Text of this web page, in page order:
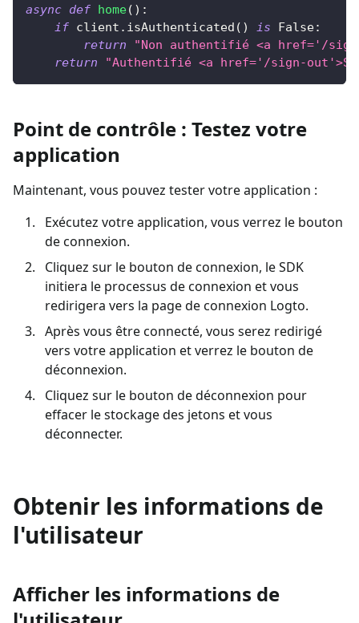
async def home( ) :
if client . isAuthenticated ( ) is False:
return
"Non authentifié <a href='/
return
"Authentifié <a href='/sign-out'>Se
Point de contrôle : Testez votre
application
Maintenant, vous pouvez tester votre application :
Exécutez votre application, vous verrez le bouton
de connexion.
Cliquez sur le bouton de connexion, le SDK
initiera le processus de connexion et vous
redirigera vers la page de connexion Logto.
Après vous être connecté, vous serez redirigé
vers votre application et verrez le bouton de
déconnexion.
Cliquez sur le bouton de déconnexion pour
effacer le stockage des jetons et vous
déconnecter.
Obtenir les informations de
l'utilisateur
Afficher les informations de